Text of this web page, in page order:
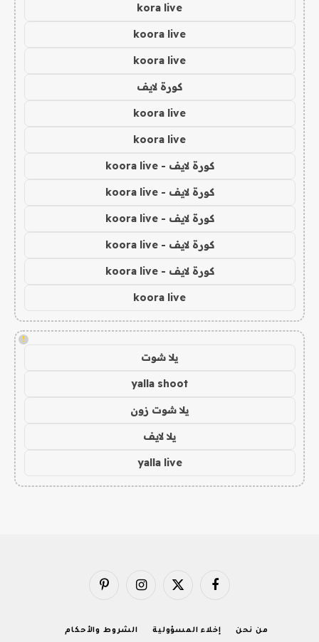
kora live
koora live
koora live
كورة لايف
koora live
koora live
كورة لايف - koora live
كورة لايف - koora live
كورة لايف - koora live
كورة لايف - koora live
كورة لايف - koora live
koora live
!
يلا شوت
yalla shoot
يلا شوت زون
يلا لايف
yalla live
فيسبوك X
الانستغرامبينتيريست
من نحن إخلاء المسؤولية الشروط والأحكام